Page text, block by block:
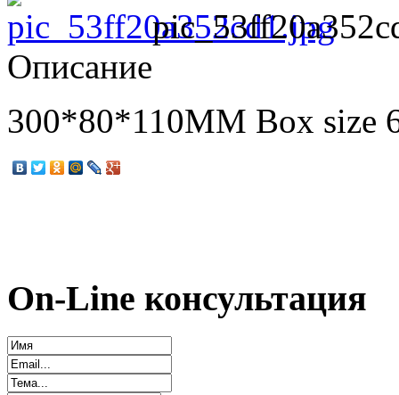
Описание
300*80*110MM Box size
On-Line консультация